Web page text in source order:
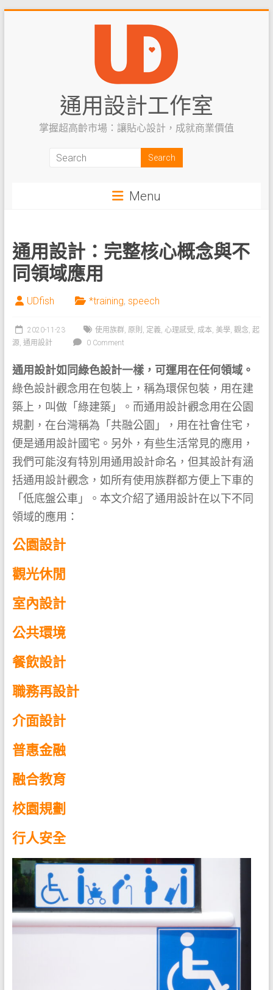
通用設計工作室
掌握超高齡市場：讓貼心設計，成就商業價值
Menu
通用設計：完整核心概念與不
同領域應用
UDfish *training, speech
2020-11-23 使用族群, 原則 , 定義, 心理感受, 成本, 美學, 觀念, 起
源, 通用設計 0 Comment
通用設計如同綠色設計一樣，可運用在任何領域。
綠色設計觀念用在包裝上，稱為環保包裝，用在建
築上，叫做「綠建築」。而通用設計觀念用在公園
規劃，在台灣稱為「共融公園」，用在社會住宅，
便是通用設計國宅。另外，有些生活常見的應用，
我們可能沒有特別用通用設計命名，但其設計有涵
括通用設計觀念，如所有使用族群都方便上下車的
「低底盤公車」。本文介紹了通用設計在以下不同
領域的應用：
公園設計
觀光休閒
室內設計
公共環境
餐飲設計
職務再設計
介面設計
普惠金融
融合教育
校園規劃
行人安全